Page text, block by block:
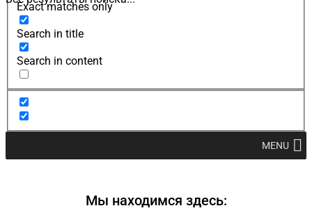
Exact matches only
Search in title
Search in content
MENU
Мы находимся здесь: